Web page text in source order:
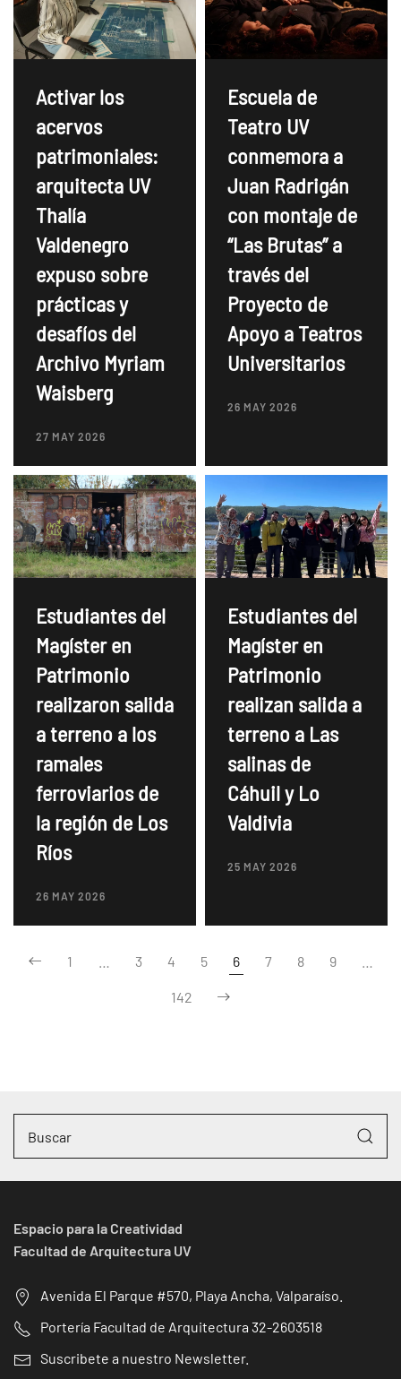
Activar los
acervos
patrimoniales:
arquitecta UV
Thalía
Valdenegro
expuso sobre
prácticas y
desafíos del
Archivo Myriam
Waisberg
27 MAY 2026
Escuela de
Teatro UV
conmemora a
Juan Radrigán
con montaje de
“Las Brutas” a
través del
Proyecto de
Apoyo a Teatros
Universitarios
26 MAY 2026
Estudiantes del
Magíster en
Patrimonio
realizaron salida
a terreno a los
ramales
ferroviarios de
la región de Los
Ríos
26 MAY 2026
Estudiantes del
Magíster en
Patrimonio
realizan salida a
terreno a Las
salinas de
Cáhuil y Lo
Valdivia
25 MAY 2026
1 3 4 5 6 7 8 9
142
Espacio para la Creatividad
Facultad de Arquitectura UV
Avenida El Parque #570, Playa Ancha, Valparaíso.
Portería Facultad de Arquitectura 32-2603518
Suscribete a nuestro Newsletter.